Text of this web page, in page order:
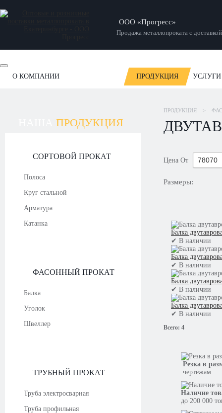
ООО «Прогресс»
Продажа металлопроката с доставкой
О КОМПАНИИ ПРОДУКЦИЯ УСЛУГИ
ПРОДУКЦИЯ
СОРТОВОЙ ПРОКАТ
Полоса
Круг стальной
Арматура
Катанка
ФАСОННЫЙ ПРОКАТ
Балка
Уголок
Швеллер
ТРУБНЫЙ ПРОКАТ
Труба электросварная
Труба профильная
ПРОДУКЦИЯ >
Цена От
Размеры:
Балка
✔ В наличии
Балка
✔ В наличии
Балка
✔ В наличии
Балка
✔ В наличии
Всего: 4
Резка в
чертежам
Наличие
до 200 000